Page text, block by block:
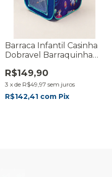
Barraca Infantil Casinha
Dobravel Barraquinha
R$149,90
3 x de R$49,97 sem juros
R$142,41 com Pix